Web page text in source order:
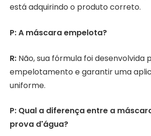
está adquirindo o produto correto.
P: A máscara empelota?
R: Não, sua fórmula foi desenvolvida
empelotamento e garantir uma
uniforme.
P: Qual a diferença entre a
prova d'água?